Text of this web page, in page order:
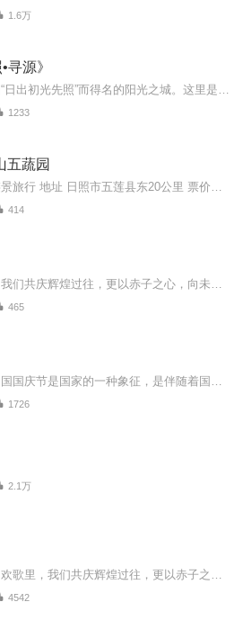
1.6万
寻源》
1233
五蔬园
414
465
1726
2.1万
4542